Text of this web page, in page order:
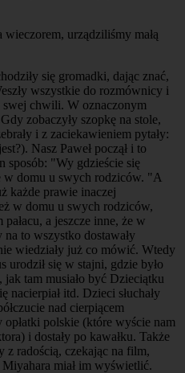
urządziliśmy małą
się gromadki, dając znać,
wszystkie do rozmównicy i
swej chwili. W oznaczonym
zobaczyły szopkę na stole,
i z zaciekawieniem pytały:
Nasz Paweł począł i to
sposób: "Wy gdzieście się
w domu u swych rodziców. "A
każde prawie inaczej
w domu u swych rodziców,
a jeszcze inne, że w
to wszystko dostawały
wiedziały już co mówić. Wtedy
urodził się w stajni, gdzie było
jak tam musiało być Dzieciątku
nacierpiał itd. Dzieci słuchały
nad cierpiącem
opłatki polskie (które wyście nam
i dostały po kawałku. Także
z radością, czekając na film,
miał im wyświetlić.